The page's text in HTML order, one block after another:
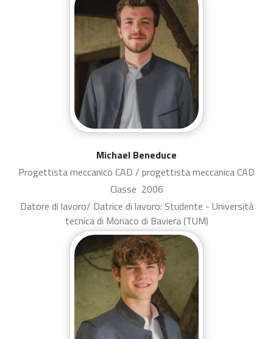
Michael Beneduce
Progettista meccanico CAD / progettista meccanica CAD
Classe 2006
Datore di lavoro/ Datrice di lavoro: Studente - Università
tecnica di Monaco di Baviera (TUM)